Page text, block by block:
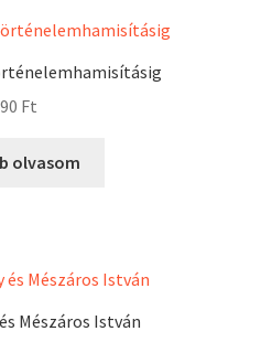
Ft
olvasom
Mészáros István